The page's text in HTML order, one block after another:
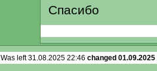
Спасибо
Was left 31.08.2025 22:46 changed 01.09.2025